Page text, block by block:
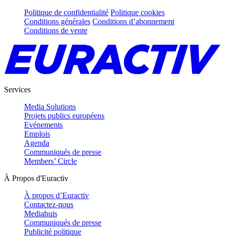
Politique de confidentialité Politique cookies
Conditions générales Conditions d’abonnement
Conditions de vente
Services
Media Solutions
Projets publics européens
Evénements
Emplois
Agenda
Communiqués de presse
Members’ Circle
À Propos d'Euractiv
À propos d’Euractiv
Contactez-nous
Mediahuis
Communiqués de presse
Publicité politique